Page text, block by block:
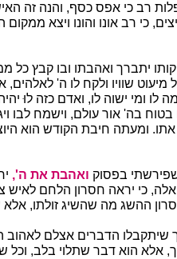
רב כי אפס כסף, והנה זה
כי רב אונו והונו ויצא
יתברך ואהבתו ובו קבץ כל
שוויו ולקח לו ה' לאלהים,
לו ומי ישוה לו, ואדם כזה לוּ
בטוח בה' אור עולם, וישמח לבו
ומעתה חיבת הקודש הוא
בפסוק ואהבת את ה',
כי יראה חסרון הלחם לאיש
ההשג מה שהשיג זולתו, אלא
שיתקבלו הדברים אצלם
אלא הוא דבר שתלוי בלב, וכל